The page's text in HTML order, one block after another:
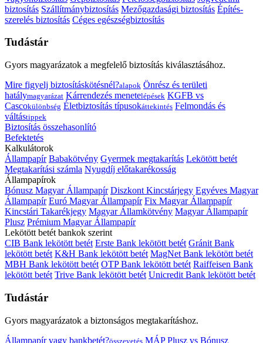
biztosítás Szállítmánybiztosítás Mezőgazdasági biztosítás Építés-
szerelés biztosítás Céges egészségbiztosítás
Tudástár
Gyors magyarázatok a megfelelő biztosítás kiválasztásához.
Mire figyelj biztosításkötésnél?alapok Önrész és területi
hatálymagyarázat Kárrendezés menetelépések KGFB vs
Cascokülönbség Életbiztosítás típusokáttekintés Felmondás és
váltástippek
Biztosítás összehasonlító
Befektetés
Kalkulátorok
Állampapír Babakötvény Gyermek megtakarítás Lekötött betét
Megtakarítási számla Nyugdíj előtakarékosság
Állampapírok
Bónusz Magyar Állampapír Diszkont Kincstárjegy Egyéves Magyar
Állampapír Euró Magyar Állampapír Fix Magyar Állampapír
Kincstári Takarékjegy Magyar Államkötvény Magyar Állampapír
Plusz Prémium Magyar Állampapír
Lekötött betét bankok szerint
CIB Bank lekötött betét Erste Bank lekötött betét Gránit Bank
lekötött betét K&H Bank lekötött betét MagNet Bank lekötött betét
MBH Bank lekötött betét OTP Bank lekötött betét Raiffeisen Bank
lekötött betét Trive Bank lekötött betét Unicredit Bank lekötött betét
Tudástár
Gyors magyarázatok a biztonságos megtakarításhoz.
Állampapír vagy bankbetét?összevetés MÁP Plusz vs Bónusz